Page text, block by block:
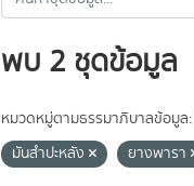
พบ 2 ชุดข้อมูล
หมวดหมู่ตามธรรมาภิบาลข้อมูล:
มันสำปะหลัง
ยางพารา